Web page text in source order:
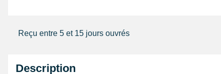
Reçu entre 5 et 15 jours ouvrés
Description